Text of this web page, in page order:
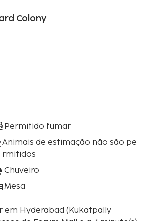
Colony
Permitido fumar
Animais de estimação não são pe
rmitidos
Chuveiro
Mesa